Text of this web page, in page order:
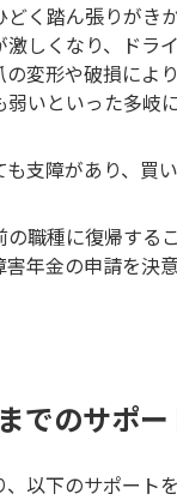
く踏ん張りがき
しくなり、ドラ
変形や破損によ
いといった多岐
支障があり、買
職種に復帰する
年金の申請を決
でのサポー
以下のサポート